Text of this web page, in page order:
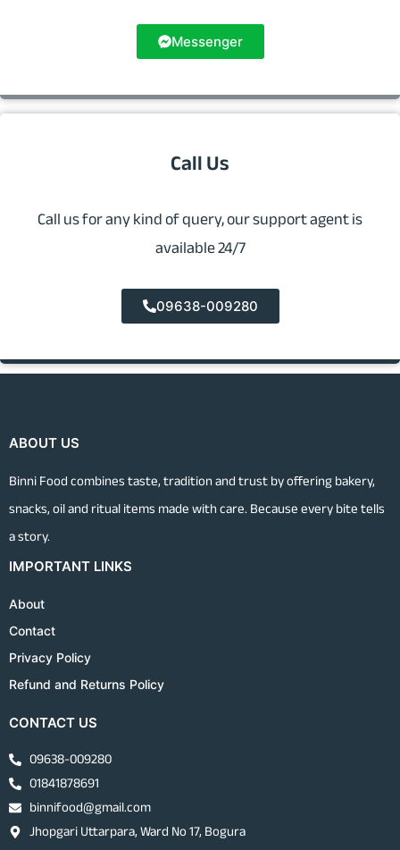
Messenger
Call Us
Call us for any kind of query, our support agent is
available 24/7
09638-009280
ABOUT US
Binni Food combines taste, tradition and trust by offering bakery,
snacks, oil and ritual items made with care. Because every bite tells
a story.
IMPORTANT LINKS
About
Contact
Privacy Policy
Refund and Returns Policy
CONTACT US
09638-009280
01841878691
binnifood@gmail.com
Jhopgari Uttarpara, Ward No 17, Bogura